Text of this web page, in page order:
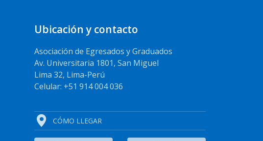
Ubicación y contacto
Asociación de Egresados y Graduados
Av. Universitaria 1801, San Miguel
Lima 32, Lima-Perú
Celular: +51 914 004 036
CÓMO LLEGAR